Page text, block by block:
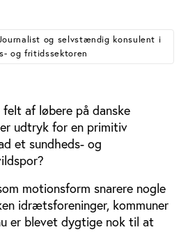
og selvstændig konsulent i
og fritidssektoren
af løbere på danske
udtryk for en primitiv
et sundheds- og
motionsform snarere nogle
idrætsforeninger, kommuner
er blevet dygtige nok til at